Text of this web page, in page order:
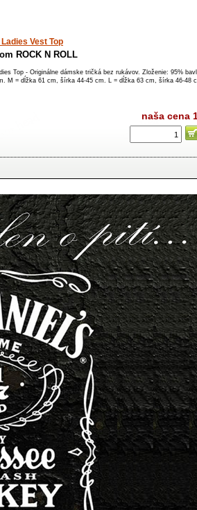
Vest Top
ROCK N ROLL
Top - Originálne dámske tričká bez rukávov. Zloženie: 95%
M = dĺžka 61 cm, šírka 44-45 cm. L = dĺžka 63 cm, šírka 46-48
naša cena